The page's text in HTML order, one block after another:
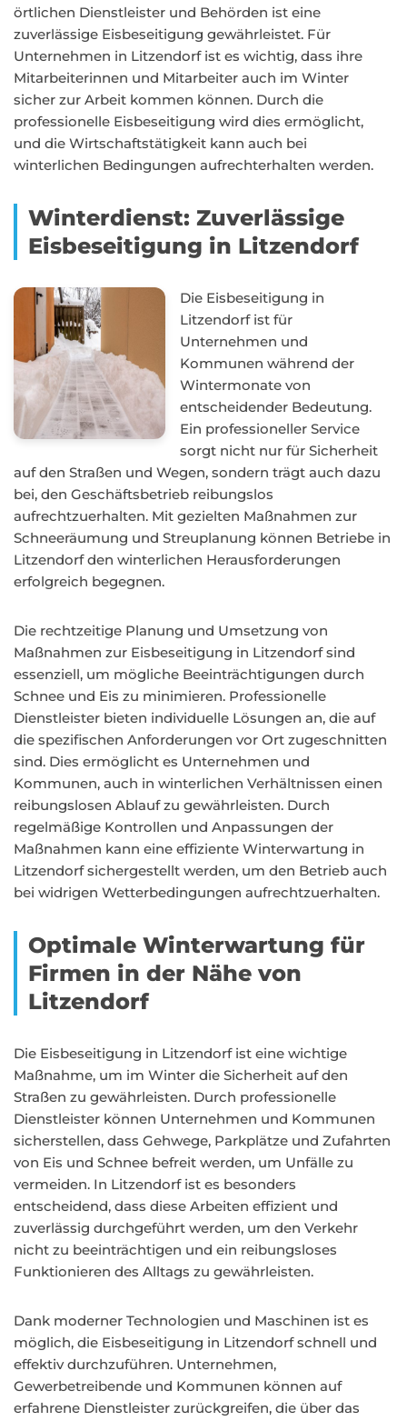
örtlichen Dienstleister und Behörden ist eine
zuverlässige Eisbeseitigung gewährleistet. Für
Unternehmen in Litzendorf ist es wichtig, dass ihre
Mitarbeiterinnen und Mitarbeiter auch im Winter
sicher zur Arbeit kommen können. Durch die
professionelle Eisbeseitigung wird dies ermöglicht,
und die Wirtschaftstätigkeit kann auch bei
winterlichen Bedingungen aufrechterhalten werden.
Winterdienst: Zuverlässige
Eisbeseitigung in Litzendorf
Die Eisbeseitigung in
Litzendorf ist für
Unternehmen und
Kommunen während der
Wintermonate von
entscheidender Bedeutung.
Ein professioneller Service
sorgt nicht nur für Sicherheit
auf den Straßen und Wegen, sondern trägt auch dazu
bei, den Geschäftsbetrieb reibungslos
aufrechtzuerhalten. Mit gezielten Maßnahmen zur
Schneeräumung und Streuplanung können Betriebe in
Litzendorf den winterlichen Herausforderungen
erfolgreich begegnen.
Die rechtzeitige Planung und Umsetzung von
Maßnahmen zur Eisbeseitigung in Litzendorf sind
essenziell, um mögliche Beeinträchtigungen durch
Schnee und Eis zu minimieren. Professionelle
Dienstleister bieten individuelle Lösungen an, die auf
die spezifischen Anforderungen vor Ort zugeschnitten
sind. Dies ermöglicht es Unternehmen und
Kommunen, auch in winterlichen Verhältnissen einen
reibungslosen Ablauf zu gewährleisten. Durch
regelmäßige Kontrollen und Anpassungen der
Maßnahmen kann eine effiziente Winterwartung in
Litzendorf sichergestellt werden, um den Betrieb auch
bei widrigen Wetterbedingungen aufrechtzuerhalten.
Optimale Winterwartung für
Firmen in der Nähe von
Litzendorf
Die Eisbeseitigung in Litzendorf ist eine wichtige
Maßnahme, um im Winter die Sicherheit auf den
Straßen zu gewährleisten. Durch professionelle
Dienstleister können Unternehmen und Kommunen
sicherstellen, dass Gehwege, Parkplätze und Zufahrten
von Eis und Schnee befreit werden, um Unfälle zu
vermeiden. In Litzendorf ist es besonders
entscheidend, dass diese Arbeiten effizient und
zuverlässig durchgeführt werden, um den Verkehr
nicht zu beeinträchtigen und ein reibungsloses
Funktionieren des Alltags zu gewährleisten.
Dank moderner Technologien und Maschinen ist es
möglich, die Eisbeseitigung in Litzendorf schnell und
effektiv durchzuführen. Unternehmen,
Gewerbetreibende und Kommunen können auf
erfahrene Dienstleister zurückgreifen, die über das